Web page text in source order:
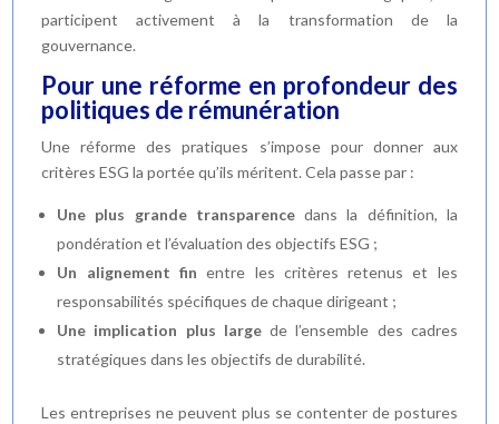
participent activement à la transformation de la
gouvernance.
Pour une réforme en profondeur des
politiques de rémunération
Une réforme des pratiques s’impose pour donner aux
critères ESG la portée qu’ils méritent. Cela passe par :
Une plus grande transparencedans la définition, la
pondération et l’évaluation des objectifs ESG ;
Un alignement fin entre les critères retenus et les
responsabilités spécifiques de chaque dirigeant ;
Une implication plus largede l’ensemble des cadres
stratégiques dans les objectifs de durabilité.
Les entreprises ne peuvent plus se contenter de postures